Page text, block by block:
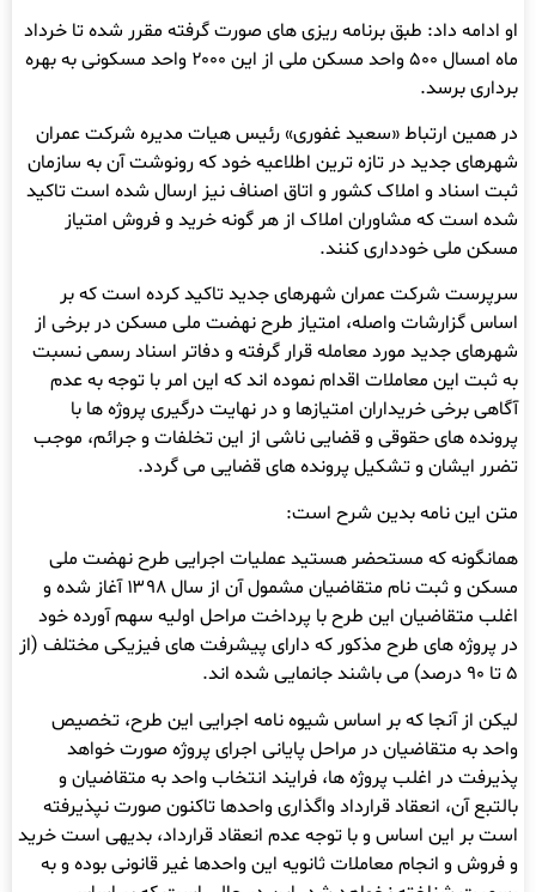
او ادامه داد: طبق برنامه ریزی های صورت گرفته مقرر شده تا خرداد
ماه امسال ۵۰۰ واحد مسکن ملی از این ۲۰۰۰ واحد مسکونی به بهره
برداری برسد.
در همین ارتباط «سعید غفوری» رئیس هیات مدیره شرکت عمران
شهرهای جدید در تازه ترین اطلاعیه خود که رونوشت آن به سازمان
ثبت اسناد و املاک کشور و اتاق اصناف نیز ارسال شده است تاکید
شده است که مشاوران املاک از هر گونه خرید و فروش امتیاز
مسکن ملی خودداری کنند.
سرپرست شرکت عمران شهرهای جدید تاکید کرده است که بر
اساس گزارشات واصله، امتیاز طرح نهضت ملی مسکن در برخی از
شهرهای جدید مورد معامله قرار گرفته و دفاتر اسناد رسمی نسبت
به ثبت این معاملات اقدام نموده اند که این امر با توجه به عدم
آگاهی برخی خریداران امتیازها و در نهایت درگیری پروژه ها با
پرونده های حقوقی و قضایی ناشی از این تخلفات و جرائم، موجب
تضرر ایشان و تشکیل پرونده های قضایی می گردد.
متن این نامه بدین شرح است:
همانگونه که مستحضر هستید عملیات اجرایی طرح نهضت ملی
مسکن و ثبت نام متقاضیان مشمول آن از سال ۱۳۹۸ آغاز شده و
اغلب متقاضیان این طرح با پرداخت مراحل اولیه سهم آورده خود
در پروژه های طرح مذکور که دارای پیشرفت های فیزیکی مختلف (از
۵ تا ۹۰ درصد) می باشند جانمایی شده اند.
لیکن از آنجا که بر اساس شیوه نامه اجرایی این طرح، تخصیص
واحد به متقاضیان در مراحل پایانی اجرای پروژه صورت خواهد
پذیرفت در اغلب پروژه ها، فرایند انتخاب واحد به متقاضیان و
بالتبع آن، انعقاد قرارداد واگذاری واحدها تاکنون صورت نپذیرفته
است بر این اساس و با توجه عدم انعقاد قرارداد، بدیهی است خرید
و فروش و انجام معاملات ثانویه این واحدها غیر قانونی بوده و به